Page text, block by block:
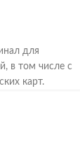
для
в том числе с
карт.